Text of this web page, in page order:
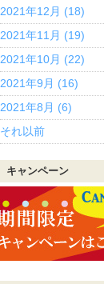
2021年12月 (18)
2021年11月 (19)
2021年10月 (22)
2021年9月 (16)
2021年8月 (6)
それ以前
キャンペーン